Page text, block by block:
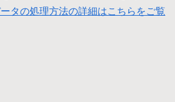
タの処理方法の詳細はこちらをご覧